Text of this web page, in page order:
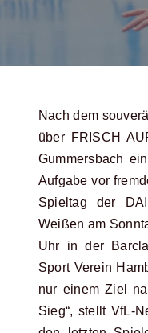
Nach dem
über FRISCH
Gummersbach
Aufgabe vor
Spieltag der
Weißen am
Uhr in der
Sport Verein
nur einem Ziel
Sieg“, stellt VfL-